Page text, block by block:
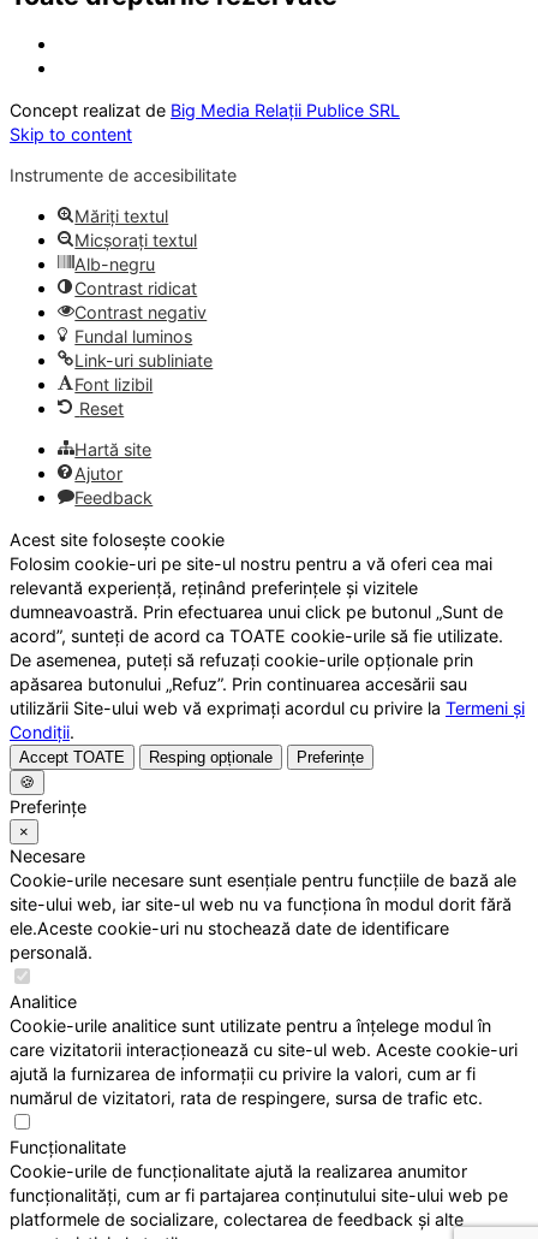
Concept realizat de Big Media Relații Publice SRL
Skip to content
Instrumente de accesibilitate
Măriți textul
Micșorați textul
Alb-negru
Contrast ridicat
Contrast negativ
Fundal luminos
Link-uri subliniate
Font lizibil
Reset
Hartă site
Ajutor
Feedback
Acest site folosește cookie
Folosim cookie-uri pe site-ul nostru pentru a vă oferi cea mai
relevantă experiență, reținând preferințele și vizitele
dumneavoastră. Prin efectuarea unui click pe butonul „Sunt de
acord”, sunteți de acord ca TOATE cookie-urile să fie utilizate.
De asemenea, puteți să refuzați cookie-urile opționale prin
apăsarea butonului „Refuz”. Prin continuarea accesării sau
utilizării Site-ului web vă exprimați acordul cu privire la Termeni și
Condiții.
Accept TOATE Resping opționale
Preferințe
🍪
Preferințe
×
Necesare
Cookie-urile necesare sunt esențiale pentru funcțiile de bază ale
site-ului web, iar site-ul web nu va funcționa în modul dorit fără
ele.Aceste cookie-uri nu stochează date de identificare
personală.
Analitice
Cookie-urile analitice sunt utilizate pentru a înțelege modul în
care vizitatorii interacționează cu site-ul web. Aceste cookie-uri
ajută la furnizarea de informații cu privire la valori, cum ar fi
numărul de vizitatori, rata de respingere, sursa de trafic etc.
Funcționalitate
Cookie-urile de funcționalitate ajută la realizarea anumitor
funcționalități, cum ar fi partajarea conținutului site-ului web pe
platformele de socializare, colectarea de feedback și alte